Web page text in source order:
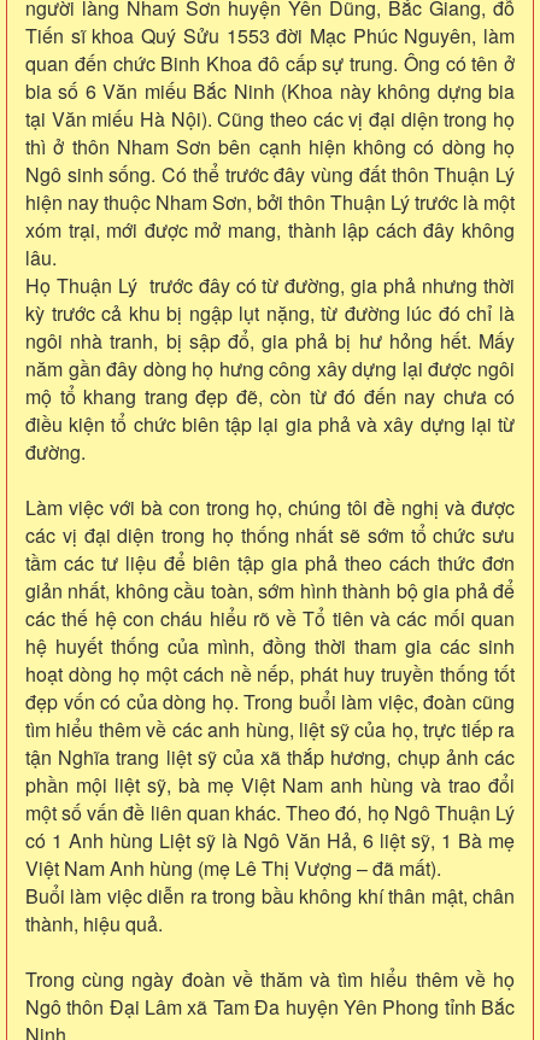
người làng Nham Sơn huyện Yên Dũng, Bắc Giang, đỗ
Tiến sĩ khoa Quý Sửu 1553 đời Mạc Phúc Nguyên, làm
quan đến chức Binh Khoa đô cấp sự trung. Ông có tên ở
bia số 6 Văn miếu Bắc Ninh (Khoa này không dựng bia
tại Văn miếu Hà Nội). Cũng theo các vị đại diện trong họ
thì ở thôn Nham Sơn bên cạnh hiện không có dòng họ
Ngô sinh sống. Có thể trước đây vùng đất thôn Thuận Lý
hiện nay thuộc Nham Sơn, bởi thôn Thuận Lý trước là một
xóm trại, mới được mở mang, thành lập cách đây không
lâu.
Họ Thuận Lý trước đây có từ đường, gia phả nhưng thời
kỳ trước cả khu bị ngập lụt nặng, từ đường lúc đó chỉ là
ngôi nhà tranh, bị sập đổ, gia phả bị hư hỏng hết. Mấy
năm gần đây dòng họ hưng công xây dựng lại được ngôi
mộ tổ khang trang đẹp đẽ, còn từ đó đến nay chưa có
điều kiện tổ chức biên tập lại gia phả và xây dựng lại từ
đường.
Làm việc với bà con trong họ, chúng tôi đề nghị và được
các vị đại diện trong họ thống nhất sẽ sớm tổ chức sưu
tầm các tư liệu để biên tập gia phả theo cách thức đơn
giản nhất, không cầu toàn, sớm hình thành bộ gia phả để
các thế hệ con cháu hiểu rõ về Tổ tiên và các mối quan
hệ huyết thống của mình, đồng thời tham gia các sinh
hoạt dòng họ một cách nề nếp, phát huy truyền thống tốt
đẹp vốn có của dòng họ. Trong buổi làm việc, đoàn cũng
tìm hiểu thêm về các anh hùng, liệt sỹ của họ, trực tiếp ra
tận Nghĩa trang liệt sỹ của xã thắp hương, chụp ảnh các
phần mội liệt sỹ, bà mẹ Việt Nam anh hùng và trao đổi
một số vấn đề liên quan khác. Theo đó, họ Ngô Thuận Lý
có 1 Anh hùng Liệt sỹ là Ngô Văn Hả, 6 liệt sỹ, 1 Bà mẹ
Việt Nam Anh hùng (mẹ Lê Thị Vượng – đã mất).
Buổi làm việc diễn ra trong bầu không khí thân mật, chân
thành, hiệu quả.
Trong cùng ngày đoàn về thăm và tìm hiểu thêm về họ
Ngô thôn Đại Lâm xã Tam Đa huyện Yên Phong tỉnh Bắc